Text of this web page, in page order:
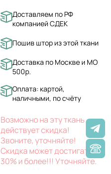
Доставляем по РФ
компанией СДЕК
Пошив штор из этой ткани
Доставка по Москве и МО
500р.
Оплата: картой,
наличными, по счёту
Возможно на эту ткань
действует скидка!
Звоните, уточняйте!
Скидка может достигать
30% и более!!! Уточняйте.